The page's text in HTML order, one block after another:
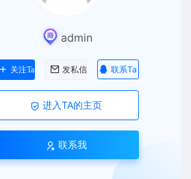
admin
关注Ta 发私信 联系Ta
进入TA的主页
联系我